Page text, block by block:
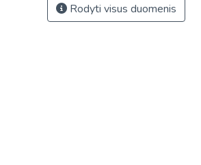
Rodyti visus duomenis